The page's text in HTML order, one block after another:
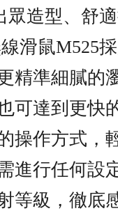
眾造型、舒
滑鼠M525
精準細膩的
可達到更快
操作方式，
進行任何設
等級，徹底